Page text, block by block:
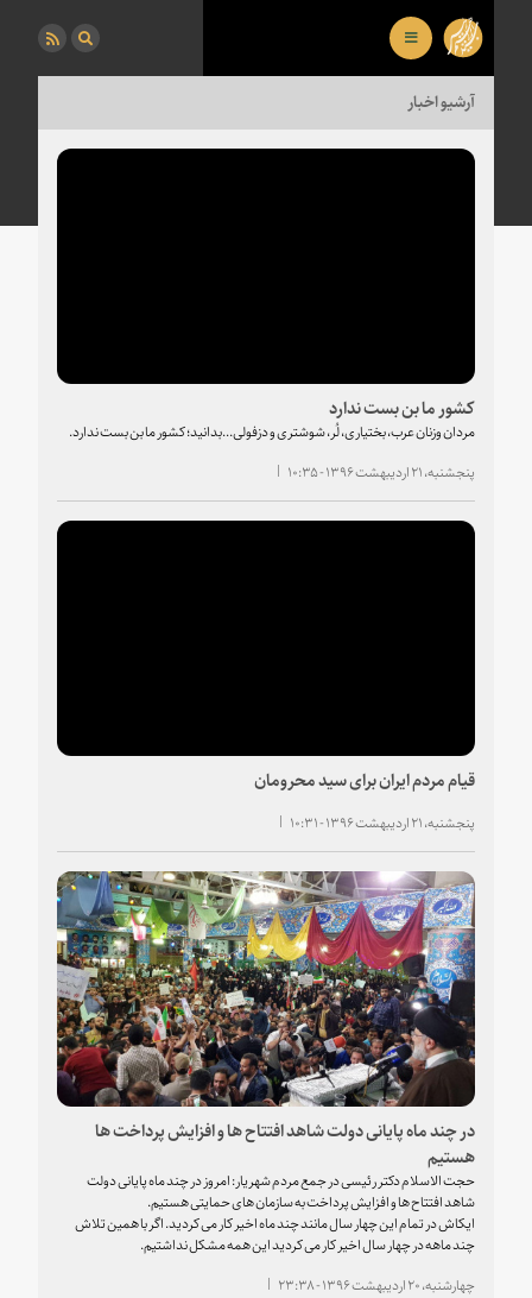
آرشیو اخبار
کشور ما بن بست ندارد
مردان وزنان عرب، بختیاری، لُر، شوشتری و دزفولی...بدانید؛ کشور ما بن بست ندارد.
پنجشنبه، ۲۱ اردیبهشت ۱۳۹۶ - ۱۰:۳۵
قیام مردم ایران برای سید محرومان
پنجشنبه، ۲۱ اردیبهشت ۱۳۹۶ - ۱۰:۳۱
در چند ماه پایانی دولت شاهد افتتاح ها و افزایش پرداخت ها
هستیم
حجت الاسلام دکتر رئیسی در جمع مردم شهریار: امروز در چند ماه پایانی دولت
شاهد افتتاح ها و افزایش پرداخت به سازمان های حمایتی هستیم.
ایکاش در تمام این چهار سال مانند چند ماه اخیر کار می کردید. اگر با همین تلاش
چند ماهه در چهار سال اخیر کار می کردید این همه مشکل نداشتیم.
چهارشنبه، ۲۰ اردیبهشت ۱۳۹۶ - ۲۳:۳۸